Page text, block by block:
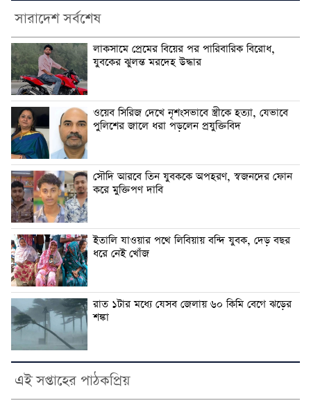
সারাদেশ সর্বশেষ
লাকসামে প্রেমের বিয়ের পর পারিবারিক বিরোধ,
যুবকের ঝুলন্ত মরদেহ উদ্ধার
ওয়েব সিরিজ দেখে নৃশংসভাবে স্ত্রীকে হত্যা, যেভাবে
পুলিশের জালে ধরা পড়লেন প্রযুক্তিবিদ
সৌদি আরবে তিন যুবককে অপহরণ, স্বজনদের ফোন
করে মুক্তিপণ দাবি
ইতালি যাওয়ার পথে লিবিয়ায় বন্দি যুবক, দেড় বছর
ধরে নেই খোঁজ
রাত ১টার মধ্যে যেসব জেলায় ৬০ কিমি বেগে ঝড়ের
শঙ্কা
এই সপ্তাহের পাঠকপ্রিয়